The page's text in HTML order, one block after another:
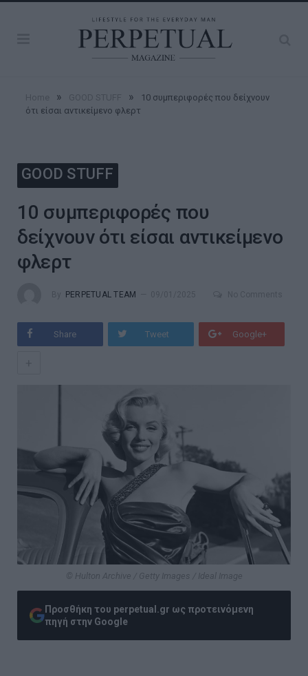
» »
10 συμπεριφορές που δείχνουν
ότι είσαι αντικείμενο φλερτ
GOOD STUFF
10 συμπεριφορές που
δείχνουν ότι είσαι αντικείμενο
φλερτ
PERPETUAL TEAM
Share Tweet Google+
© Hulton Archive / Getty Images / Ideal Image
Προσθήκη του perpetual.gr ως προτεινόμενη
πηγή στην Google